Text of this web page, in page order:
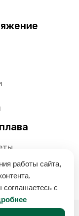
работы сайта,
соглашаетесь с